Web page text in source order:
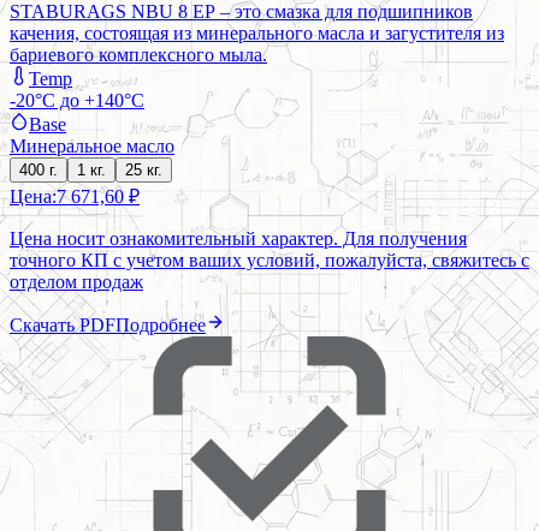
STABURAGS NBU 8 ЕР – это смазка для подшипников
качения, состоящая из минерального масла и загустителя из
бариевого комплексного мыла.
Temp
-20°C до +140°C
Base
Минеральное масло
400 г. 1 кг. 25 кг.
Цена:7 671,60 ₽
Цена носит ознакомительный характер. Для получения
точного КП с учетом ваших условий, пожалуйста, свяжитесь с
отделом продаж
Скачать PDFПодробнее